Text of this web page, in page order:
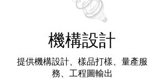
機構設計
​提供機構設計、樣品打樣、量產服
務、工程圖輸出